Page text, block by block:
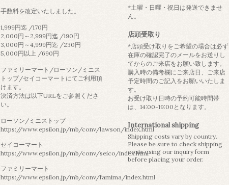
手数料を改定いたしました。
1,999円迄 /170円
2,000円～2,999円迄 /190円
3,000円～4,999円迄 /230円
5,000円以上 /690円
ファミリーマート/ローソン/ミニス
トップ/セイコーマートにてご利用頂
けます。
決済方法は以下URLをご参照くださ
い。
ローソン/ミニストップ
https://www.epsilon.jp/mb/conv/lawson/index.html
セイコーマート
https://www.epsilon.jp/mb/conv/seico/index.html
ファミリーマート
https://www.epsilon.jp/mb/conv/famima/index.html
*土曜・日曜・祝日は発送できませ
ん。
店頭受取り
*店頭受け取りをご希望の場合は必ず
在庫の確認完了のメールをお送りし
てからのご来店をお願い致します。
購入時の備考欄にご来店日、ご来店
予定時間のご記入をお願いいたしま
す。
お受け取り日時の予約可能時間帯
は、14:00-19:00となります。
International shipping
Shipping costs vary by country.
Please be sure to check shipping
costs using our inquiry form
before placing your order.